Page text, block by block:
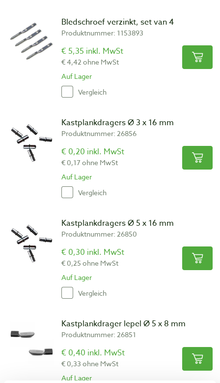
Bledschroef verzinkt, set van 4
Produktnummer: 1153893
€ 5,35 inkl. MwSt
€ 4,42 ohne MwSt
Auf Lager
Vergleich
Kastplankdragers Ø 3 x 16 mm
Produktnummer: 26856
€ 0,20 inkl. MwSt
€ 0,17 ohne MwSt
Auf Lager
Vergleich
Kastplankdragers Ø 5 x 16 mm
Produktnummer: 26850
€ 0,30 inkl. MwSt
€ 0,25 ohne MwSt
Auf Lager
Vergleich
Kastplankdrager lepel Ø 5 x 8 mm
Produktnummer: 26851
€ 0,40 inkl. MwSt
€ 0,33 ohne MwSt
Auf Lager